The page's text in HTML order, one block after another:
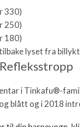
330)
250)
180)
lyset fra
i Tinkafu®-
blått og i 2018